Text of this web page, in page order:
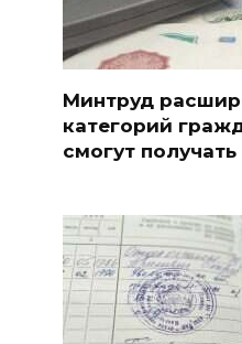
Минтруд
категорий
смогут